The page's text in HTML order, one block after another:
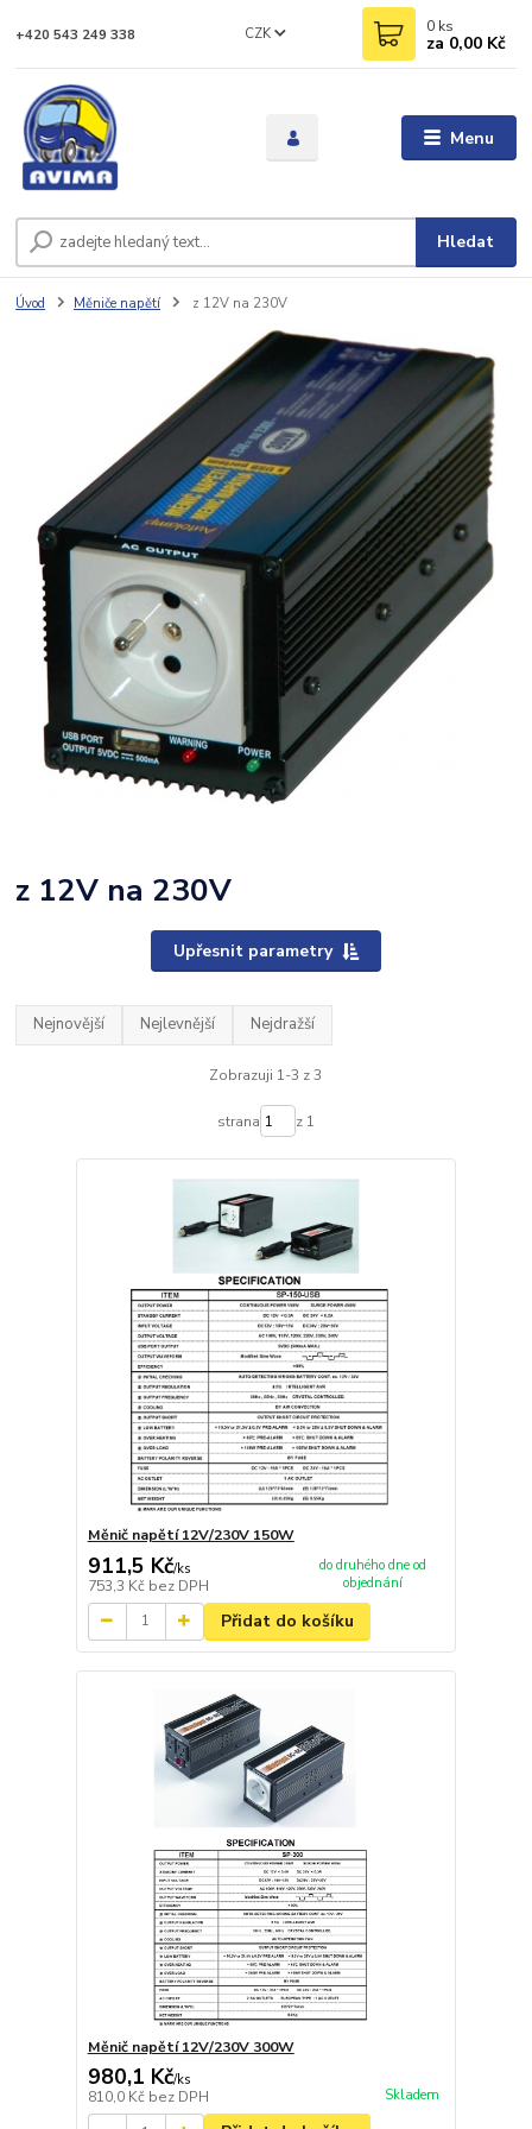
Menu
CZK
Hledat
+420 543 249 338 0 ks
za 0,00 Kč
Úvod Měniče napětí z 12V na 230V
z 12V na 230V
Upřesnit parametry
Nejnovější Nejlevnější Nejdražší
Zobrazuji 1-3 z 3
strana z 1
Měnič napětí 12V/230V 150W
911,5 Kč/ks
753,3 Kč bez DPH
do druhého dne od
objednání
Přidat do košíku
Měnič napětí 12V/230V 300W
980,1 Kč/ks
810,0 Kč bez DPH Skladem